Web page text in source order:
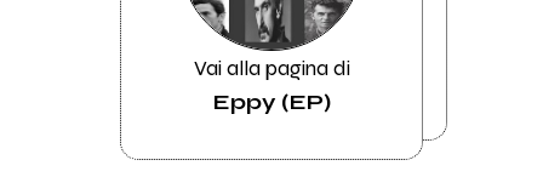
Vai alla pagina di
Eppy (EP)